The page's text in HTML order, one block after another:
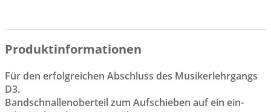
Produktinformationen
Für den erfolgreichen Abschluss des Musikerlehrgangs
D3.
Bandschnallenoberteil zum Aufschieben auf ein ein-